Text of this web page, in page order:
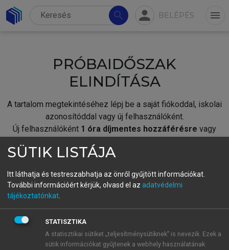
search person BELÉPÉS menu
PRÓBAIDŐSZAK
ELINDÍTÁSA
A tartalom megtekintéséhez lépj be a saját fiókoddal, iskolai
azonosítóddal vagy új felhasználóként.
Új felhasználóként 1 óra díjmentes hozzáférésre vagy
fiókoddal,vagy hozz létre új fiókot.
A regisztráció után apróbaidőszakautomatikusan
BELÉPÉS SAJÁT FIÓKKAL
SÜTIK LISTÁJA
Itt láthatja és testreszabhatja az önről gyűjtött információkat.
További információért kérjük, olvasd el az adatvédelmi
tájékoztatónkat
STATISZTIKA
A statisztikai sütiket „teljesítménysütiknek” is nevezik. Ezek a
sütik információkat gyűjtenek a webhely használatának